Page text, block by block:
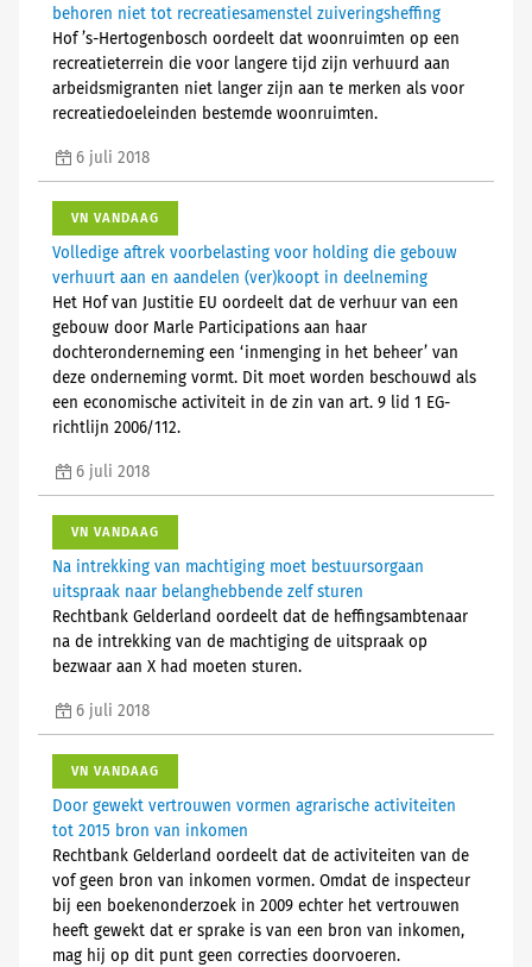
behoren niet tot recreatiesamenstel zuiveringsheffing
Hof ’s-Hertogenbosch oordeelt dat woonruimten op een
recreatieterrein die voor langere tijd zijn verhuurd aan
arbeidsmigranten niet langer zijn aan te merken als voor
recreatiedoeleinden bestemde woonruimten.
6 juli 2018
VN VANDAAG
Volledige aftrek voorbelasting voor holding die gebouw
verhuurt aan en aandelen (ver)koopt in deelneming
Het Hof van Justitie EU oordeelt dat de verhuur van een
gebouw door Marle Participations aan haar
dochteronderneming een ‘inmenging in het beheer’ van
deze onderneming vormt. Dit moet worden beschouwd als
een economische activiteit in de zin van art. 9 lid 1 EG-
richtlijn 2006/112.
6 juli 2018
VN VANDAAG
Na intrekking van machtiging moet bestuursorgaan
uitspraak naar belanghebbende zelf sturen
Rechtbank Gelderland oordeelt dat de heffingsambtenaar
na de intrekking van de machtiging de uitspraak op
bezwaar aan X had moeten sturen.
6 juli 2018
VN VANDAAG
Door gewekt vertrouwen vormen agrarische activiteiten
tot 2015 bron van inkomen
Rechtbank Gelderland oordeelt dat de activiteiten van de
vof geen bron van inkomen vormen. Omdat de inspecteur
bij een boekenonderzoek in 2009 echter het vertrouwen
heeft gewekt dat er sprake is van een bron van inkomen,
mag hij op dit punt geen correcties doorvoeren.